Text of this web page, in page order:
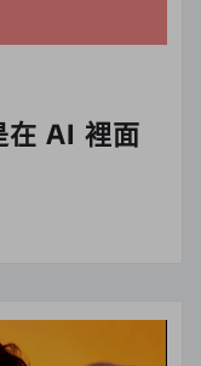
在 AI 裡面